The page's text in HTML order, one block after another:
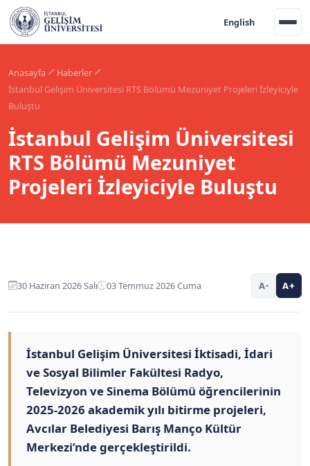
English
Anasayfa
Haberler
İstanbul Gelişim Üniversitesi RTS Bölümü Mezuniyet Projeleri İzleyiciyle
Buluştu
İstanbul Gelişim Üniversitesi
RTS Bölümü Mezuniyet
Projeleri İzleyiciyle Buluştu
30 Haziran 2026 Salı 03 Temmuz 2026 Cuma A- A+
İstanbul Gelişim Üniversitesi İktisadi, İdari
ve Sosyal Bilimler Fakültesi Radyo,
Televizyon ve Sinema Bölümü öğrencilerinin
2025-2026 akademik yılı bitirme projeleri,
Avcılar Belediyesi Barış Manço Kültür
Merkezi’nde gerçekleştirildi.